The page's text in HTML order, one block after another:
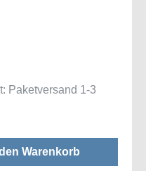
Paketversand 1-3
gewünschten
den Warenkorb